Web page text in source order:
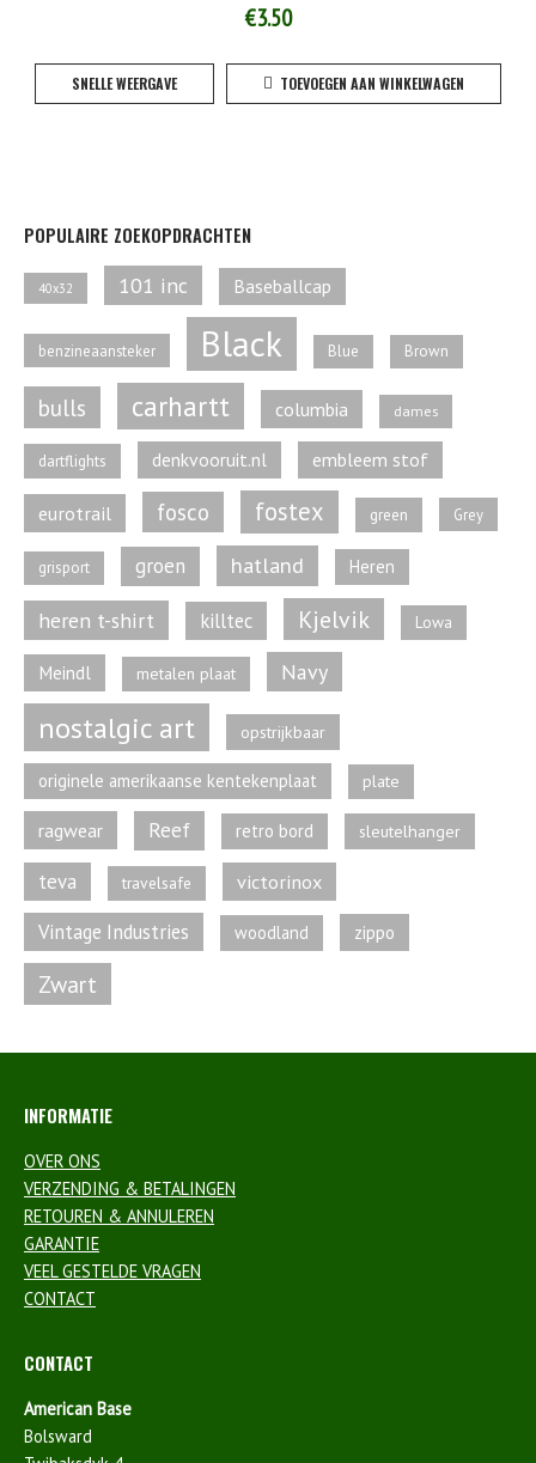
€3.50
SNELLE WEERGAVE TOEVOEGEN AAN WINKELWAGEN
POPULAIRE ZOEKOPDRACHTEN
40x32 101 inc Baseballcap
benzineaansteker Black Blue Brown
bulls carhartt columbia dames
dartflights denkvooruit.nl embleem stof
eurotrail fosco fostex green Grey
grisport groen hatland Heren
heren t-shirt killtec Kjelvik Lowa
Meindl metalen plaat Navy
nostalgic art opstrijkbaar
originele amerikaanse kentekenplaat plate
ragwear Reef retro bord sleutelhanger
teva travelsafe victorinox
Vintage Industries woodland zippo
Zwart
INFORMATIE
OVER ONS
VERZENDING & BETALINGEN
RETOUREN & ANNULEREN
GARANTIE
VEEL GESTELDE VRAGEN
CONTACT
CONTACT
American Base
Bolsward